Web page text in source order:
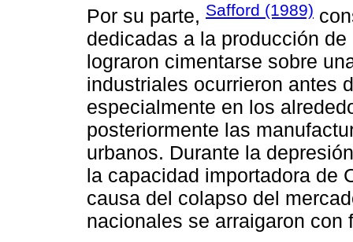
Por su parte, Safford (1989)
dedicadas a la producción
lograron cimentarse sobre
industriales ocurrieron antes
especialmente en los
posteriormente las
urbanos. Durante la
la capacidad importadora de
causa del colapso del
nacionales se arraigaron con